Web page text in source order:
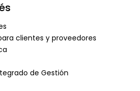
clientes y proveedores
de Gestión